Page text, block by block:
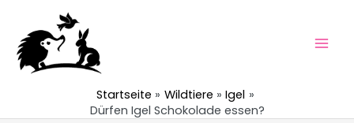
springen
Startseite Wildtiere
Igel
Dürfen Igel Schokolade essen?